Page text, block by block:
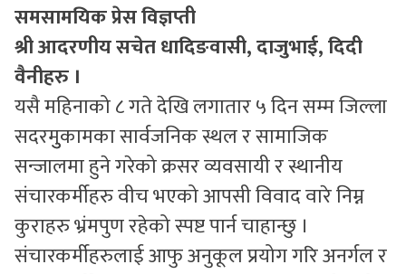
समसामयिक प्रेस विज्ञप्ती
श्री आदरणीय सचेत धादिङवासी, दाजुभाई, दिदी
वैनीहरु ।
यसै महिनाको ८ गते देखि लगातार ५ दिन सम्म जिल्ला
सदरमुुकामका सार्वजनिक स्थल र सामाजिक
सन्जालमा हुने गरेको क्रसर व्यवसायी र स्थानीय
संचारकर्मीहरु वीच भएको आपसी विवाद वारे निम्न
कुराहरु भ्रंमपुण रहेको स्पष्ट पार्न चाहान्छु ।
संचारकर्मीहरुलाई आफु अनुकूल प्रयोग गरि अनर्गल र